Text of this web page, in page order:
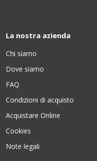
La nostra azienda
Chi siamo
Dove siamo
FAQ
Condizioni di acquisto
Acquistare Online
Cookies
Note legali